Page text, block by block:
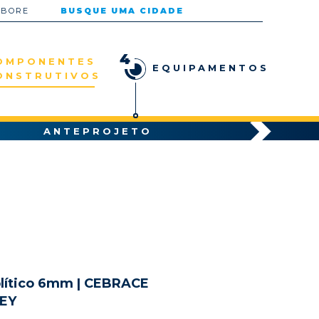
BUSQUE UMA CIDADE
4 EQUIPAMENTOS
ANTEPROJETO
6mm | CEBRACE